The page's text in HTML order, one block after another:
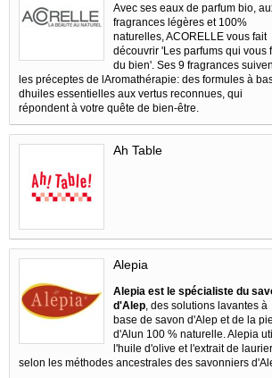
Avec ses eaux de parfum bio,
fragrances légères et 100%
naturelles, ACORELLE vous fait
découvrir 'Les parfums qui vous
du bien'. Ses 9 fragrances
les préceptes de lAromathérapie: des formules à
dhuiles essentielles aux vertus reconnues, qui
répondent à votre quête de bien-être.
Ah Table
Alepia
Alepia est le spécialiste du
d'Alep, des solutions lavantes à
base de savon d'Alep et de la
d'Alun 100 % naturelle. Alepia
l'huile d'olive et l'extrait de laurier
selon les méthodes ancestrales des savonniers